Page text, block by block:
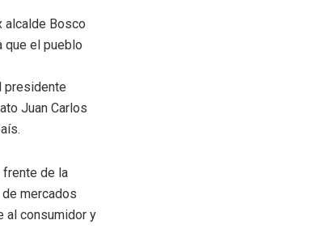
alcalde Bosco
que el pueblo
presidente
Juan Carlos
frente de la
mercados
al consumidor y